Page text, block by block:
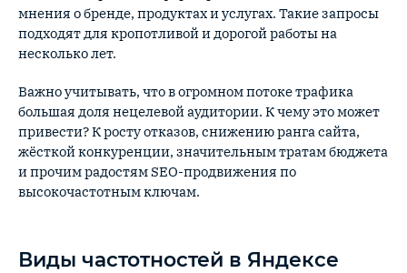
мнения о бренде, продуктах и услугах. Такие запросы
подходят для кропотливой и дорогой работы на
несколько лет.
Важно учитывать, что в огромном потоке трафика
большая доля нецелевой аудитории. К чему это может
привести? К росту отказов, снижению ранга сайта,
жёсткой конкуренции, значительным тратам бюджета
и прочим радостям SEO-продвижения по
высокочастотным ключам.
Виды частотностей в Яндексе